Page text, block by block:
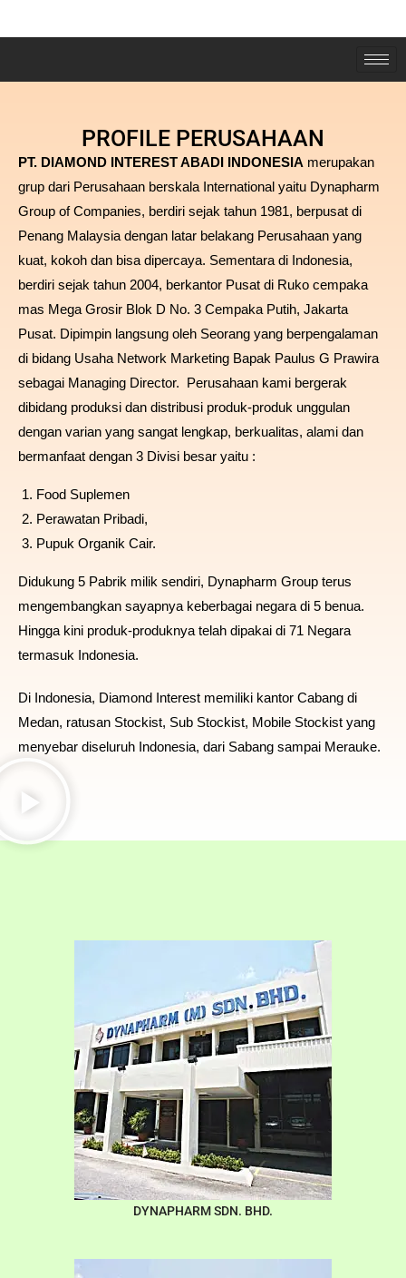
PROFILE PERUSAHAAN
PT. DIAMOND INTEREST ABADI INDONESIA merupakan
grup dari Perusahaan berskala International yaitu Dynapharm
Group of Companies, berdiri sejak tahun 1981, berpusat di
Penang Malaysia dengan latar belakang Perusahaan yang
kuat, kokoh dan bisa dipercaya. Sementara di Indonesia,
berdiri sejak tahun 2004, berkantor Pusat di Ruko cempaka
mas Mega Grosir Blok D No. 3 Cempaka Putih, Jakarta
Pusat. Dipimpin langsung oleh Seorang yang berpengalaman
di bidang Usaha Network Marketing Bapak Paulus G Prawira
sebagai Managing Director. Perusahaan kami bergerak
dibidang produksi dan distribusi produk-produk unggulan
dengan varian yang sangat lengkap, berkualitas, alami dan
bermanfaat dengan 3 Divisi besar yaitu :
Food Suplemen
Perawatan Pribadi,
Pupuk Organik Cair.
Didukung 5 Pabrik milik sendiri, Dynapharm Group terus
mengembangkan sayapnya keberbagai negara di 5 benua.
Hingga kini produk-produknya telah dipakai di 71 Negara
termasuk Indonesia.
Di Indonesia, Diamond Interest memiliki kantor Cabang di
Medan, ratusan Stockist, Sub Stockist, Mobile Stockist yang
menyebar diseluruh Indonesia, dari Sabang sampai Merauke.
DYNAPHARM SDN. BHD.